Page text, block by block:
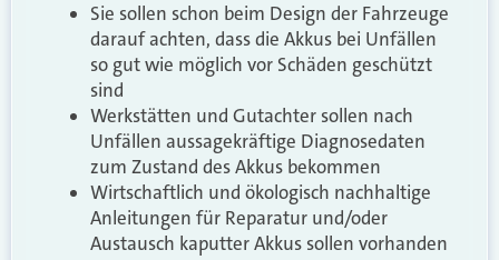
Sie sollen schon beim Design der Fahrzeuge
darauf achten, dass die Akkus bei Unfällen
so gut wie möglich vor Schäden geschützt
sind
Werkstätten und Gutachter sollen nach
Unfällen aussagekräftige Diagnosedaten
zum Zustand des Akkus bekommen
Wirtschaftlich und ökologisch nachhaltige
Anleitungen für Reparatur und/oder
Austausch kaputter Akkus sollen vorhanden